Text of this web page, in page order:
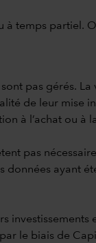
temps partiel.
pas gérés.
de leur mise
à l’achat ou à
pas
données ayant
le biais de